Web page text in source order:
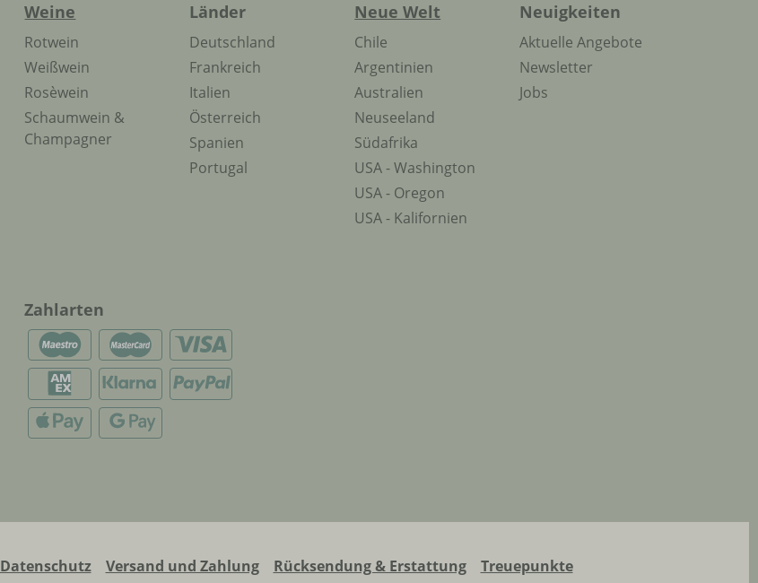
Weine
Rotwein
Weißwein
Rosèwein
Schaumwein &
Champagner
Länder
Deutschland
Frankreich
Italien
Österreich
Spanien
Portugal
Neue Welt
Chile
Argentinien
Australien
Neuseeland
Südafrika
USA - Washington
USA - Oregon
USA - Kalifornien
Neuigkeiten
Aktuelle Angebote
Newsletter
Jobs
Zahlarten
Datenschutz Versand und Zahlung Rücksendung & Erstattung Treuepunkte